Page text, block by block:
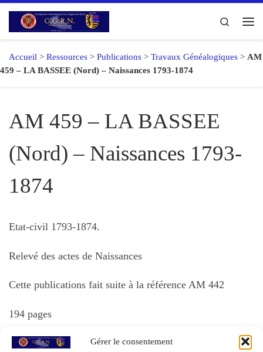
Gérer le consentement
Passer au contenu
Search
Accueil > Ressources > Publications > Travaux Généalogiques > AM
459 – LA BASSEE (Nord) – Naissances 1793-1874
AM 459 – LA BASSEE
(Nord) – Naissances 1793-
1874
Etat-civil 1793-1874.
Relevé des actes de Naissances
Cette publications fait suite à la référence AM 442
194 pages
Publié sous la référence AM 459